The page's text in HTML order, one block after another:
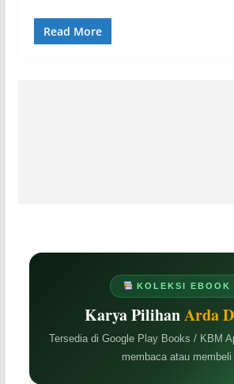
Read More
KOLEKSI EBOOK
Karya PilihanArda
Tersedia di Google Play Books / KBM
membaca atau membeli